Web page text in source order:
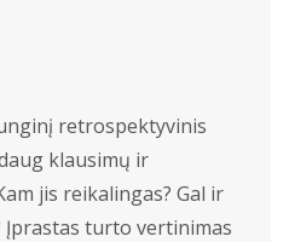
retrospektyvinis
klausimų ir
jis reikalingas? Gal ir
Įprastas turto vertinimas